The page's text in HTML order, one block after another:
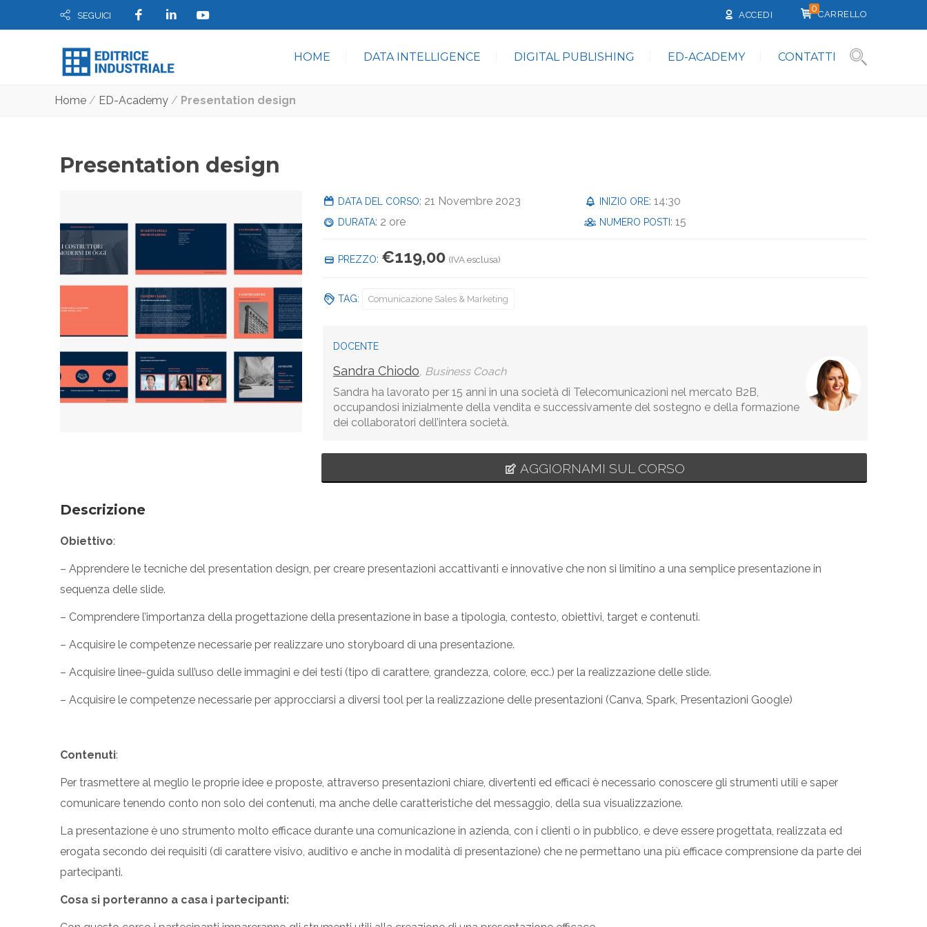
SEGUICI
0
CARRELLO
ACCEDI
HOME DATA INTELLIGENCE DIGITAL PUBLISHING ED-ACADEMY CONTATTI
Home / ED-Academy / Presentation design
Presentation design
DATA DEL CORSO: 21 Novembre 2023 INIZIO ORE: 14:30
DURATA: 2 ore NUMERO POSTI : 15
PREZZO: €119,00 (IVA esclusa)
TAG: Comunicazione Sales & Marketing
DOCENTE
Sandra Chiodo, Business Coach
Sandra ha lavorato per 15 anni in una società di Telecomunicazioni nel mercato B2B,
occupandosi inizialmente della vendita e successivamente del sostegno e della formazione
dei collaboratori dell’intera società.
AGGIORNAMI SUL CORSO
Descrizione
Obiettivo:
– Apprendere le tecniche del presentation design, per creare presentazioni accattivanti e innovative che non si limitino a una semplice presentazione in
sequenza delle slide.
– Comprendere l’importanza della progettazione della presentazione in base a tipologia, contesto, obiettivi, target e contenuti.
– Acquisire le competenze necessarie per realizzare uno storyboard di una presentazione.
– Acquisire linee-guida sull’uso delle immagini e dei testi (tipo di carattere, grandezza, colore, ecc.) per la realizzazione delle slide.
– Acquisire le competenze necessarie per approcciarsi a diversi tool per la realizzazione delle presentazioni (Canva, Spark, Presentazioni Google)
Contenuti:
Per trasmettere al meglio le proprie idee e proposte, attraverso presentazioni chiare, divertenti ed efficaci è necessario conoscere gli strumenti utili e saper
comunicare tenendo conto non solo dei contenuti, ma anche delle caratteristiche del messaggio, della sua visualizzazione.
La presentazione è uno strumento molto efficace durante una comunicazione in azienda, con i clienti o in pubblico, e deve essere progettata, realizzata ed
erogata secondo dei requisiti (di carattere visivo, auditivo e anche in modalità di presentazione) che ne permettano una più efficace comprensione da parte dei
partecipanti.
Cosa si porteranno a casa i partecipanti: